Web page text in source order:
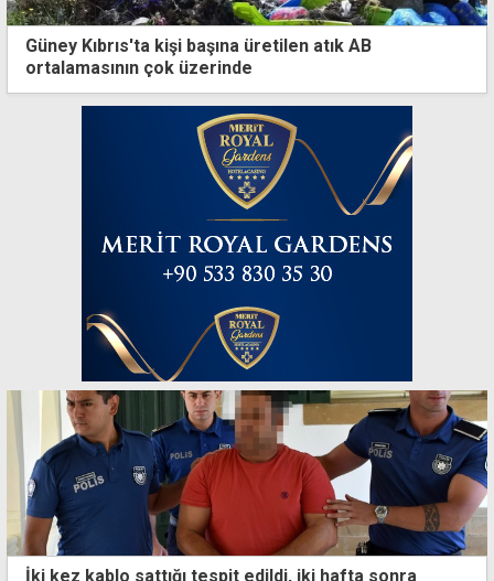
Güney Kıbrıs'ta kişi başına üretilen atık AB
ortalamasının çok üzerinde
İki kez kablo sattığı tespit edildi, iki hafta sonra